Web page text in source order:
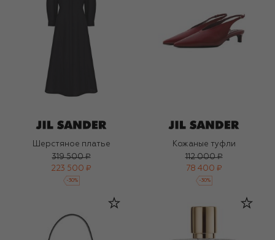
Шерстяное платье
319 500 ₽
223 500 ₽
-30%
Кожаные туфли
112 000 ₽
78 400 ₽
-30%